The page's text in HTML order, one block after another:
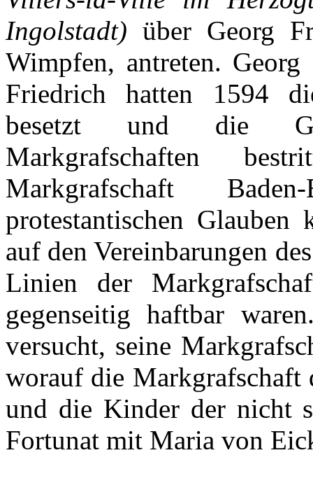
Ingolstadt) über Georg
Wimpfen, antreten.
Friedrichhatten 1594
besetzt und die
Markgrafschaften
Markgrafschaft
protestantischen Glauben
auf denVereinbarungen
Linien
der
gegenseitig haftbar waren
versucht, seine
worauf die Markgrafschaft
und die Kinder der nicht
Fortunat mit Maria von